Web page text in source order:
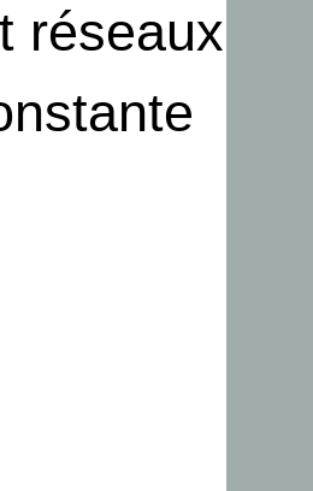
réseaux